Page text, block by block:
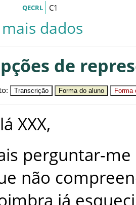
QECRL C1
mais dados
de
: Transcrição Forma do aluno Forma
XXX,
perguntar-me
não
já esqueci